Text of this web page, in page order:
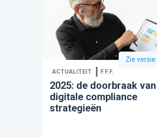
Zie versie:
ACTUALITEIT F.F.F.
2025: de doorbraak van
digitale compliance
strategieën